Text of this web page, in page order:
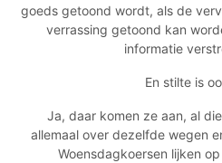
goeds getoond wordt, als de
verrassing getoond kan
informatie
En stilte is
Ja, daar komen ze aan, al
allemaal over dezelfde wegen
Woensdagkoersen lijken